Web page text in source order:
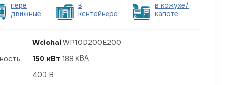
пере
движные
в
контейнере
в кожухе/
капоте
Weichai WP10D200E200
150 кВт 188
400 В